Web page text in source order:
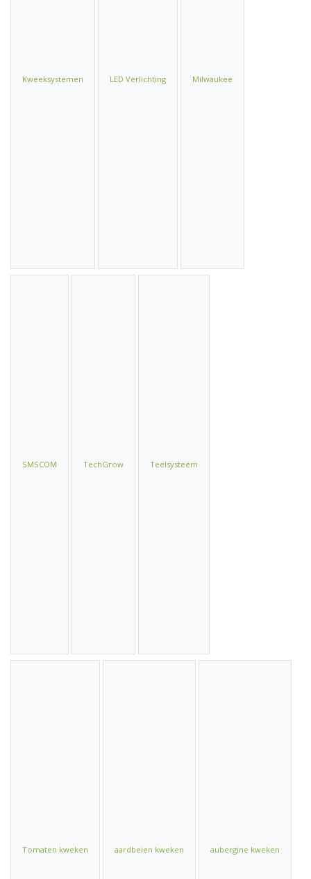
Kweeksystemen LED Verlichting Milwaukee
SMSCOM TechGrow Teelsysteem
Tomaten kweken aardbeien kweken aubergine kweken